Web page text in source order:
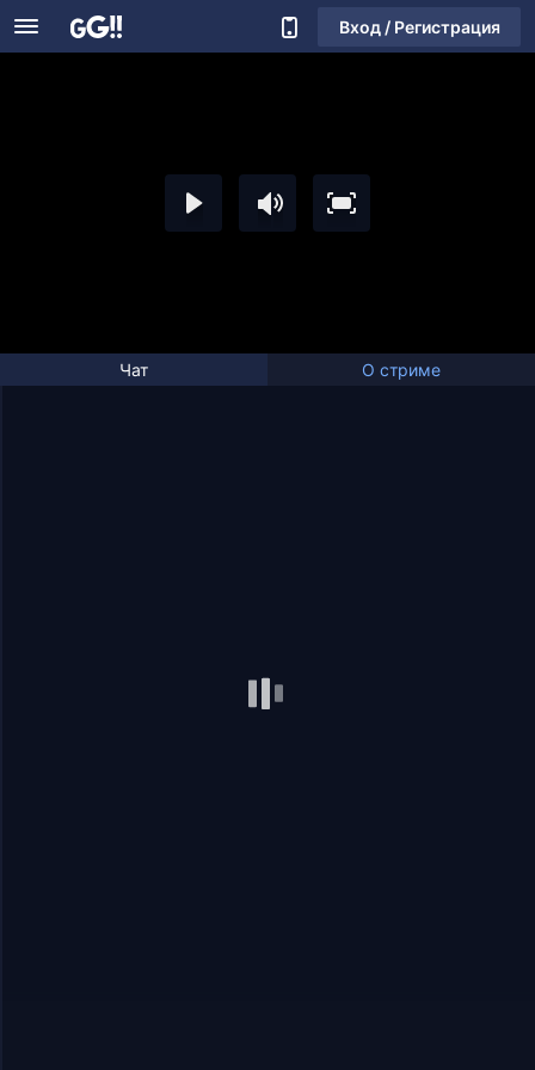
Вход / Регистрация
Чат О стриме